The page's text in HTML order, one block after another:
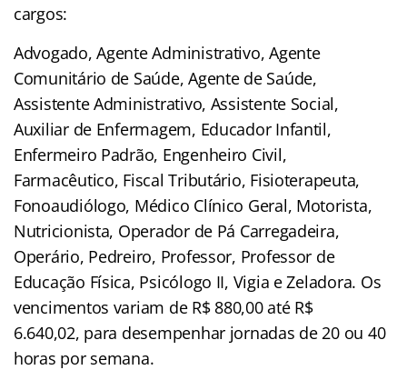
cargos:
Advogado, Agente Administrativo, Agente
Comunitário de Saúde, Agente de Saúde,
Assistente Administrativo, Assistente Social,
Auxiliar de Enfermagem, Educador Infantil,
Enfermeiro Padrão, Engenheiro Civil,
Farmacêutico, Fiscal Tributário, Fisioterapeuta,
Fonoaudiólogo, Médico Clínico Geral, Motorista,
Nutricionista, Operador de Pá Carregadeira,
Operário, Pedreiro, Professor, Professor de
Educação Física, Psicólogo II, Vigia e Zeladora. Os
vencimentos variam de R$ 880,00 até R$
6.640,02, para desempenhar jornadas de 20 ou 40
horas por semana.